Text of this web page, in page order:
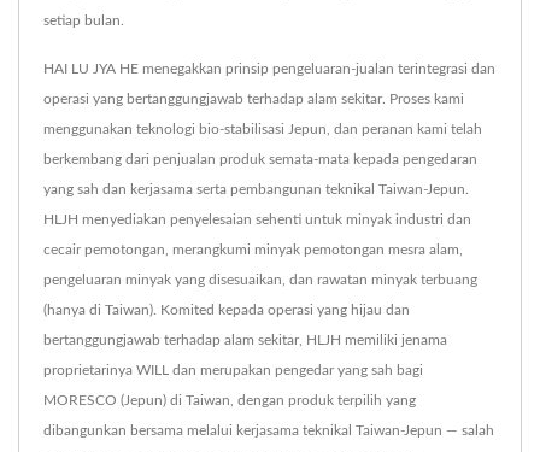
setiap bulan.
HAI LU JYA HE menegakkan prinsip pengeluaran-jualan terintegrasi dan
operasi yang bertanggungjawab terhadap alam sekitar. Proses kami
menggunakan teknologi bio-stabilisasi Jepun, dan peranan kami telah
berkembang dari penjualan produk semata-mata kepada pengedaran
yang sah dan kerjasama serta pembangunan teknikal Taiwan-Jepun.
HLJH menyediakan penyelesaian sehenti untuk minyak industri dan
cecair pemotongan, merangkumi minyak pemotongan mesra alam,
pengeluaran minyak yang disesuaikan, dan rawatan minyak terbuang
(hanya di Taiwan). Komited kepada operasi yang hijau dan
bertanggungjawab terhadap alam sekitar, HLJH memiliki jenama
proprietarinya WILL dan merupakan pengedar yang sah bagi
MORESCO (Jepun) di Taiwan, dengan produk terpilih yang
dibangunkan bersama melalui kerjasama teknikal Taiwan-Jepun — salah